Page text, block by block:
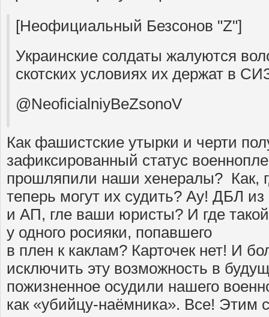
[Неофициальный Безсонов "Z"]
Украинские солдаты жалуются
скотских условиях их держат в
@NeoficialniyBeZsonoV
Как фашистские утырки и черти
зафиксированный статус
прошляпили наши хенералы? Как,
теперь могут их судить? Ау! ДБЛ
и АП, гле ваши юристы? И где такой
у одного росияки, попавшего
в плен к каклам? Карточек нет! И
исключить эту возможность в
пожизненное осудили нашего
как «убийцу-наёмника». Все! Этим